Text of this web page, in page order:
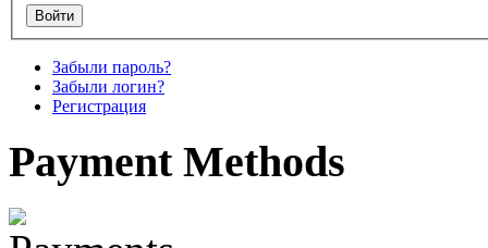
Snake Didgeridoo
designed
€790.00
€711.00
Вы экономите: €79.00
Забыли пароль?
Забыли логин?
Регистрация
PaymentMethods